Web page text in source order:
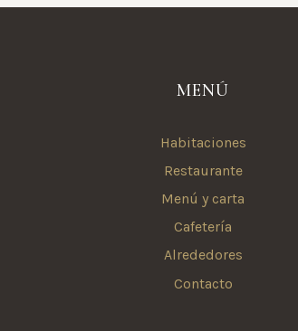
MENÚ
Habitaciones
Restaurante
Menú y carta
Cafetería
Alrededores
Contacto